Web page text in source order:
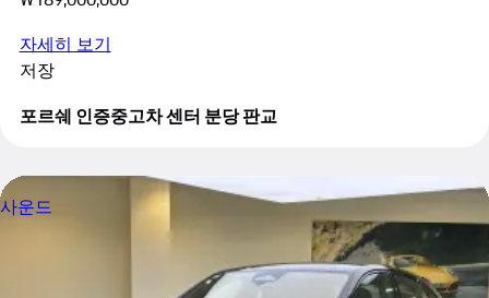
자세히 보기
저장
포르쉐 인증중고차 센터 분당 판교
사운드